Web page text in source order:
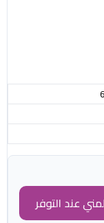
عند التوفر